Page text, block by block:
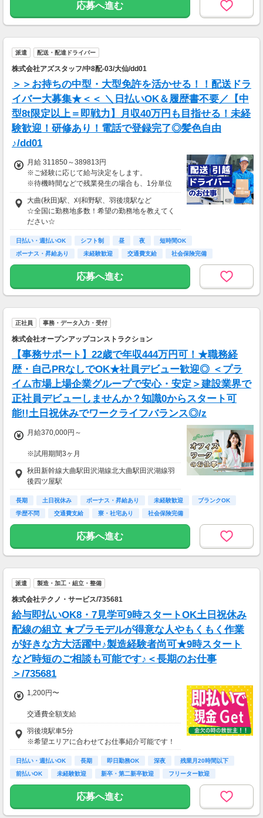
登録の際に、希望配達エリアを選択いただき、
そのエリアでの業務を委託します（業務委
応募へ進む
派遣 配送・配達ドライバー
株式会社アズスタッフ/中8配-03/大仙/dd01
＞＞お持ちの中型・大型免許を活かせる！！配送ドラ
イバー大募集★＜＜ ＼日払いOK＆履歴書不要／【中
型8t限定以上＝即戦力】月収40万円も目指せる！未経
験歓迎！研修あり！電話で登録完了◎髪色自由
♪/dd01
月給 311850～389813円
※ご経験に応じて給与決定をします。
※待機時間などで残業発生の場合も、1分単位
で残業代をお支払いします！
※研修・研修時給については面談時にお伝えし
ます
＊交通費一部支給（案件による）
大曲(秋田)駅、刈和野駅、羽後境駅など
☆全国に勤務地多数！希望の勤務地を教えてく
ださい☆
日払い・週払いOK シフト制 昼 夜
短時間OK
ボーナス・昇給あり
未経験歓迎 交通費支給 社会保険完備
応募へ進む
正社員 事務・データ入力・受付
株式会社オープンアップコンストラクション
【事務サポート】22歳で年収444万円可！★職務経
歴・自己PRなしでOK★社員デビュー歓迎◎ ＜プラ
イム市場上場企業グループで安心・安定＞建設業界で
正社員デビューしませんか？知識0からスタート可
能!!土日祝休みでワークライフバランス◎/z
月給370,000円～
※試用期間3ヶ月
待遇に変わりありません。
▽月給額に下記の一律手当含む
■エリア職種手当／1万2,000円～3万円
■残業手当(超過分)
■引越手当／3万円（支給条件あり）
大4万円／月 支給
年収444万円／22歳／入社1年目
年収520万円／28歳／入社3年目
年収600万円／32歳／入社5年目
年収790万円／36歳／入社9年目
秋田新幹線大曲駅田沢湖線北大曲駅田沢湖線羽
後四ツ屋駅
長期 土日祝休み ボーナス・昇給あり 未経験歓迎
ブランクOK
学歴不問
交通費支給 寮・社宅あり 社会保険完備
応募へ進む
派遣 製造・加工・組立・整備
株式会社テクノ・サービス/735681
給与即払いOK8・7見学可9時スタートOK土日祝休み
配線の組立 ★プラモデルが得意な人やもくもく作業
が好きな方大活躍中♪製造経験者尚可★9時スタート
など時短のご相談も可能です♪＜長期のお仕事
＞/735681
1,200円〜
交通費全額支給
即払い制度有
羽後境駅車5分
※希望エリアに合わせてお仕事紹介可能です！
日払い・週払いOK 長期 即日勤務OK 深夜
残業月20時間以下
前払いOK
未経験歓迎 新卒・第二新卒歓迎 フリーター歓迎
応募へ進む